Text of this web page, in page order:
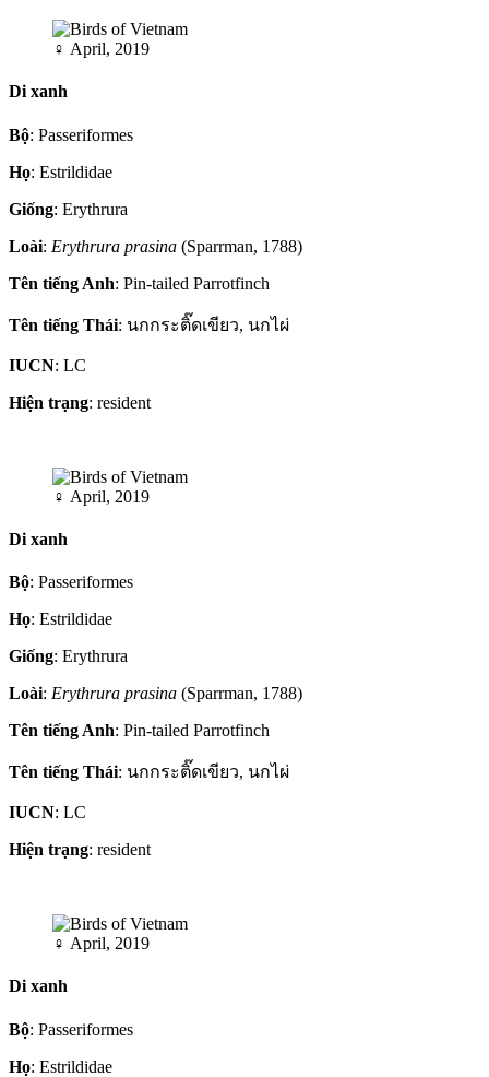
♀ April, 2019
Di xanh
Bộ: Passeriformes
Họ: Estrildidae
Giống: Erythrura
Loài: Erythrura prasina (Sparrman, 1788)
Tên tiếng Anh: Pin-tailed Parrotfinch
Tên tiếng Thái: นกกระติ๊ดเขียว, นกไผ่
IUCN: LC
Hiện trạng: resident
♀ April, 2019
Di xanh
Bộ: Passeriformes
Họ: Estrildidae
Giống: Erythrura
Loài: Erythrura prasina (Sparrman, 1788)
Tên tiếng Anh: Pin-tailed Parrotfinch
Tên tiếng Thái: นกกระติ๊ดเขียว, นกไผ่
IUCN: LC
Hiện trạng: resident
♀ April, 2019
Di xanh
Bộ: Passeriformes
Họ: Estrildidae